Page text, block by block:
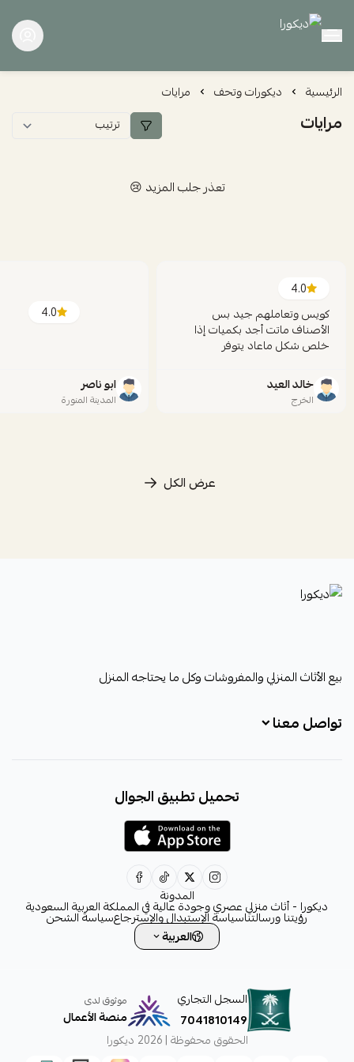
ديكورا
الرئيسية ديكورات وتحف مرايات
مرايات
تعذر جلب المزيد 😢
4.0
كويس وتعاملهم جيد بس
الأصناف ماتت أجد بكميات إذا
خلص شكل ماعاد يتوفر
خالد العيد
الخرج
4.0
ابو ناصر
المدينة المنورة
عرض الكل
ديكورا
بيع الأثاث المنزلي والمفروشات وكل ما يحتاجه المنزل
تواصل معنا
decora6586@gmail.com
تحميل تطبيق الجوال
المدونة
ديكورا - أثاث منزلي عصري وجودة عالية في المملكة العربية السعودية
رؤيتنا ورسالتناسياسة الإستبدال والإسترجاعسياسة الشحن
العربية
السجل التجاري
7041810149
موثوق لدى
منصة الأعمال
الحقوق محفوظة | 2026
ديكورا